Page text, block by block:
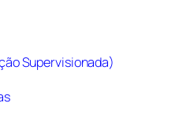
Supervisionada)